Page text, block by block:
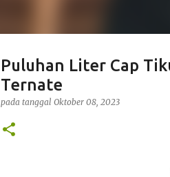
Puluhan Liter Cap
Ternate
pada tanggal Oktober 08, 2023